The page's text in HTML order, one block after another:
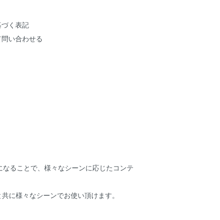
く表記
い合わせる
ることで、様々なシーンに応じたコンテ
に様々なシーンでお使い頂けます。